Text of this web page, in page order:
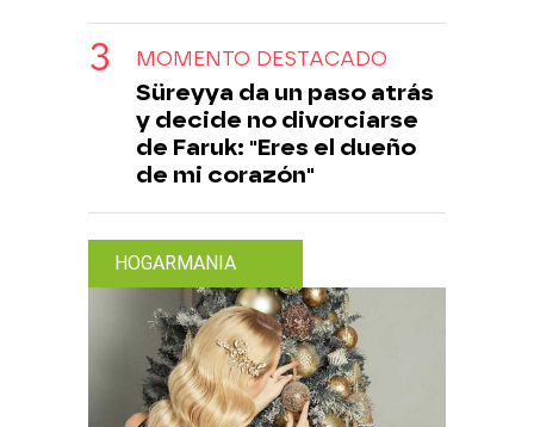
MOMENTO DESTACADO
Süreyya da un paso atrás
y decide no divorciarse
de Faruk: "Eres el dueño
de mi corazón"
HOGARMANIA